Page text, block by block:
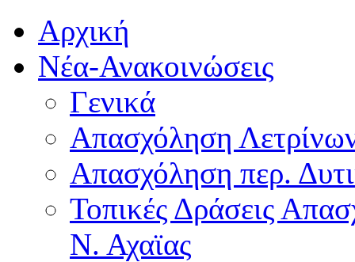
Αρχική
Νέα-Ανακοινώσεις
Γενικά
Απασχόληση
Απασχόληση περ.
Τοπικές Δράσεις
Ν. Αχαϊας